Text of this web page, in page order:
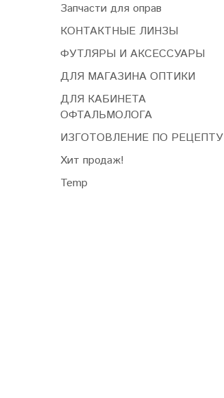
Запчасти для оправ
КОНТАКТНЫЕ ЛИНЗЫ
ФУТЛЯРЫ И АКСЕССУАРЫ
ДЛЯ МАГАЗИНА ОПТИКИ
ДЛЯ КАБИНЕТА
ОФТАЛЬМОЛОГА
ИЗГОТОВЛЕНИЕ ПО РЕЦЕПТУ
Хит продаж!
Temp